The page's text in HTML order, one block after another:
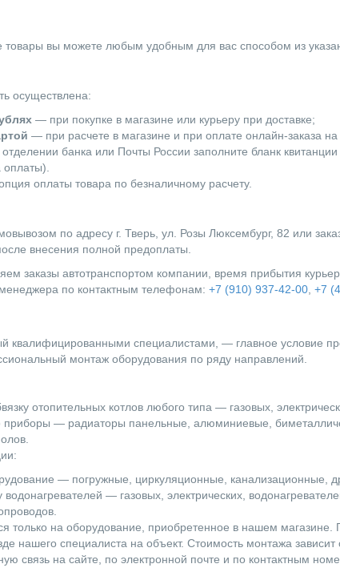
товары вы можете любым удобным для вас способом из
осуществлена:
— при покупке в магазине или курьеру при доставке;
— при расчете в магазине и при оплате онлайн-заказа
банка или Почты России заполните бланк
оплаты товара по безналичному расчету.
по адресу г. Тверь, ул. Розы Люксембург, 82 или
внесения полной предоплаты.
заказы автотранспортом компании, время прибытия
по контактным телефонам: +7 (910) 937-42-00 +7
квалифицированными специалистами, — главное условие
монтаж оборудования по ряду направлений.
отопительных котлов любого типа — газовых,
приборы — радиаторы панельные, алюминиевые,
— погружные, циркуляционные, канализационные,
— газовых, электрических,
только на оборудование, приобретенное в нашем
нашего специалиста на объект. Стоимость монтажа
связь на сайте, по электронной почте и по контактным